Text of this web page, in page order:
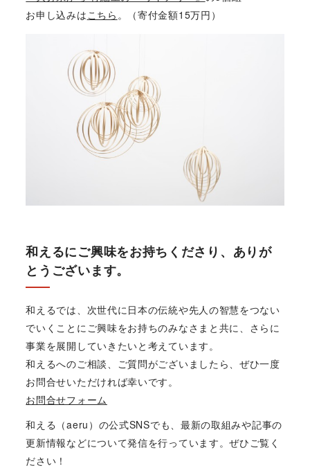
お申し込みは こちら 。（寄付金額15万円）
和えるにご興味をお持ちくださり、ありが
とうございます。
和えるでは、次世代に日本の伝統や先人の智慧をつない
でいくことにご興味をお持ちのみなさまと共に、さらに
事業を展開していきたいと考えています。
和えるへのご相談、ご質問がございましたら、ぜひ一度
お問合せいただければ幸いです。
お問合せフォーム
和える（aeru）の公式SNSでも、最新の取組みや記事の
更新情報などについて発信を行っています。ぜひご覧く
ださい！